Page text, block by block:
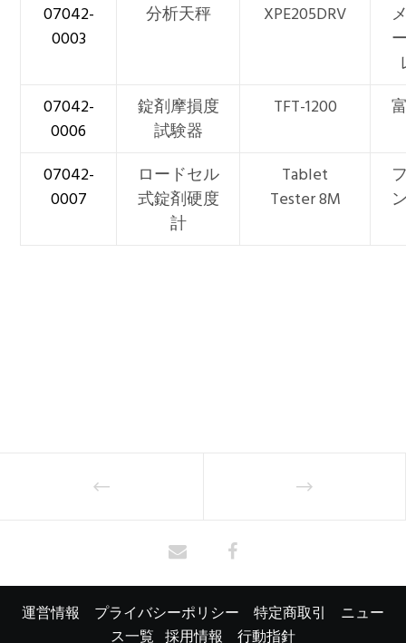
07042-
0003
分析天秤 XPE205DRV
07042-
0006
錠剤摩損度
試験器
TFT-1200
07042-
0007
ロードセル
式錠剤硬度
計
Tablet
Tester 8M
運営情報 プライバシーポリシー 特定商取引
ニュー
ス一覧 採用情報 行動指針